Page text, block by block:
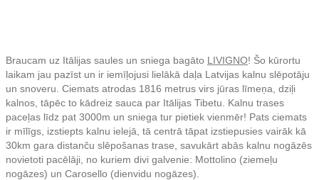
Braucam uz Itālijas saules un sniega bagāto LIVIGNO! Šo kūrortu
laikam jau pazīst un ir iemīļojusi lielākā daļa Latvijas kalnu slēpotāju
un snoveru. Ciemats atrodas 1816 metrus virs jūras līmeņa, dziļi
kalnos, tāpēc to kādreiz sauca par Itālijas Tibetu. Kalnu trases
paceļas līdz pat 3000m un sniega tur pietiek vienmēr! Pats ciemats
ir mīlīgs, izstiepts kalnu ielejā, tā centrā tāpat izstiepusies vairāk kā
30km gara distanču slēpošanas trase, savukārt abās kalnu nogāzēs
novietoti pacēlāji, no kuriem divi galvenie: Mottolino (ziemeļu
nogāzes) un Carosello (dienvidu nogāzes).